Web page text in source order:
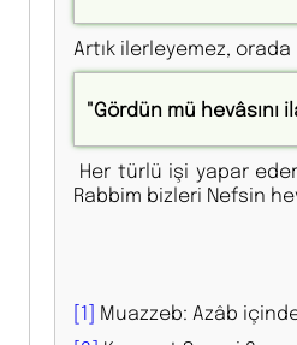
Artık ilerleyemez,
"Gördün mü hevâsını
Her türlü işi yapar
Rabbim bizleri Nefsin
[1] Muazzeb: Azâb